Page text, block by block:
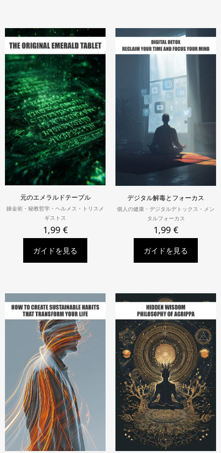
元のエメラルドテーブル
錬金術・秘教哲学・ヘルメス・トリスメ
ギストス
1,99 €
ガイドを見る
デジタル解毒とフォーカス
個人の健康・デジタルデトックス・メン
タルフォーカス
1,99 €
ガイドを見る